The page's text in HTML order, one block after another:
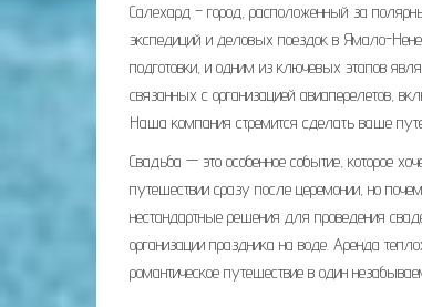
Салехард – город, расположенный за
экспедиций и деловых поездок в Ямало-
подготовки, и одним из ключевых этапов
связанных с организацией авиаперелетов,
Наша компания стремится сделать ваше
Свадьба — это особенное событие, которое
путешествии сразу после церемонии, но
нестандартные решения для проведения
организации праздника на воде. Аренда
романтическое путешествие в один